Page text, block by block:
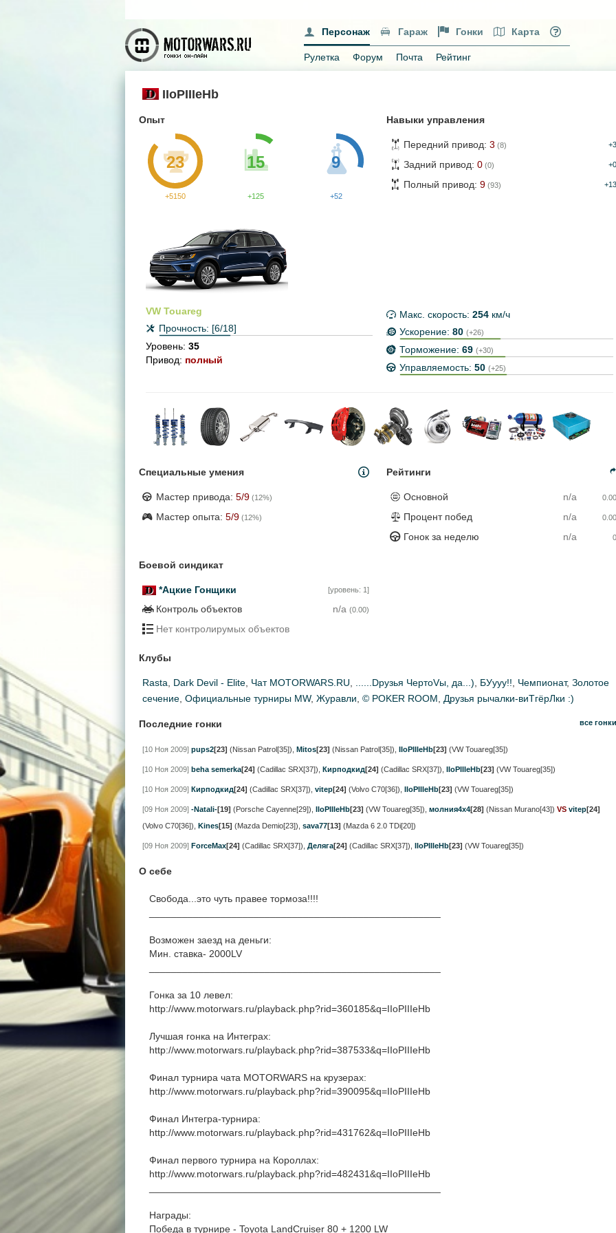
Персонаж Гараж Гонки Карта
Рулетка Форум Почта Рейтинг
IIoPIIIeHb
Опыт
23
+5150
15
+125
9
+52
Навыки управления
Передний привод: 3 (8) +3
Задний привод: 0 (0) +0
Полный привод: 9 (93) +13
VW Touareg
Прочность: [6/18]
Уровень: 35
Привод: полный
Макс. скорость: 254 км/ч
Ускорение: 80 (+26)
Торможение: 69 (+30)
Управляемость: 50 (+25)
Специальные умения
Мастер привода: 5/9 (12%)
Мастер опыта: 5/9 (12%)
Рейтинги
Основной n/a 0.00
Процент побед n/a 0.00
Гонок за неделю n/a 0
Боевой синдикат
*Ацкие Гонщики [уровень: 1]
Контроль объектов n/a (0.00)
Нет контролирумых объектов
Клубы
Rasta Dark Devil - Elite Чат MOTORWARS.RU ......Dрузья ЧертоVы, да...) БУууу!! Чемпионат, Золотое
сечение Официальные турниры MW, Журавли © POKER ROOM Друзья рычалки-виТгёрЛки :)
Последние гонки все гонки
[10 Ноя 2009] pups2[23] (Nissan Patrol[35]) Mitos[23] (Nissan Patrol[35]) IIoPIIIeHb[23] (VW Touareg[35])
[10 Ноя 2009] beha semerka[24] (Cadillac SRX[37]) Кирподкид[24] (Cadillac SRX[37]) IIoPIIIeHb[23] (VW Touareg[35])
[10 Ноя 2009] Кирподкид[24] (Cadillac SRX[37]) vitep[24] (Volvo C70[36]) IIoPIIIeHb[23] (VW Touareg[35])
[09 Ноя 2009] -Natali-[19] (Porsche Cayenne[29]) IIoPIIIeHb[23] (VW Touareg[35]) молния4х4[28] (Nissan Murano[43]) VS vitep[24]
(Volvo C70[36]) Kines[15] (Mazda Demio[23]) sava77[13] (Mazda 6 2.0 TDi[20])
[09 Ноя 2009] ForceMax[24] (Cadillac SRX[37]) Деляга[24] (Cadillac SRX[37]) IIoPIIIeHb[23] (VW Touareg[35])
О себе
Свобода...это чуть правее тормоза!!!!
Возможен заезд на деньги:
Мин. ставка- 2000LV
Гонка за 10 левел:
http://www.motorwars.ru/playback.php?rid=360185&q=IIoPIIIeHb
Лучшая гонка на Интеграх:
http://www.motorwars.ru/playback.php?rid=387533&q=IIoPIIIeHb
Финал турнира чата MOTORWARS на крузерах:
http://www.motorwars.ru/playback.php?rid=390095&q=IIoPIIIeHb
Финал Интегра-турнира:
http://www.motorwars.ru/playback.php?rid=431762&q=IIoPIIIeHb
Финал первого турнира на Короллах:
http://www.motorwars.ru/playback.php?rid=482431&q=IIoPIIIeHb
Награды:
Победа в турнире - Toyota LandCruiser 80 + 1200 LW